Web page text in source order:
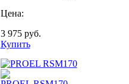
Цена:
3 975 руб.
Купить